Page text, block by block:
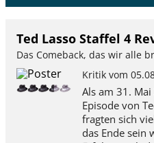
Ted Lasso Staffel 4
Das Comeback, das wir alle
Kritik vom
Als am 31.
Episode von
fragten sich
das Ende sein